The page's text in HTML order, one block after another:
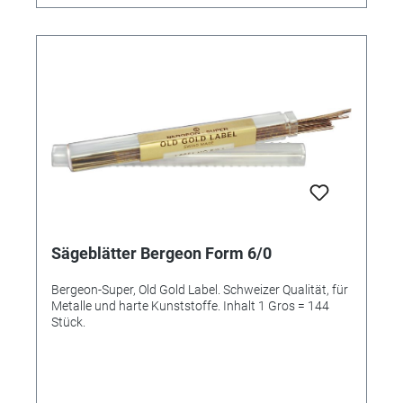
Sägeblätter Bergeon Form 6/0
Bergeon-Super, Old Gold Label. Schweizer Qualität, für
Metalle und harte Kunststoffe. Inhalt 1 Gros = 144
Stück.